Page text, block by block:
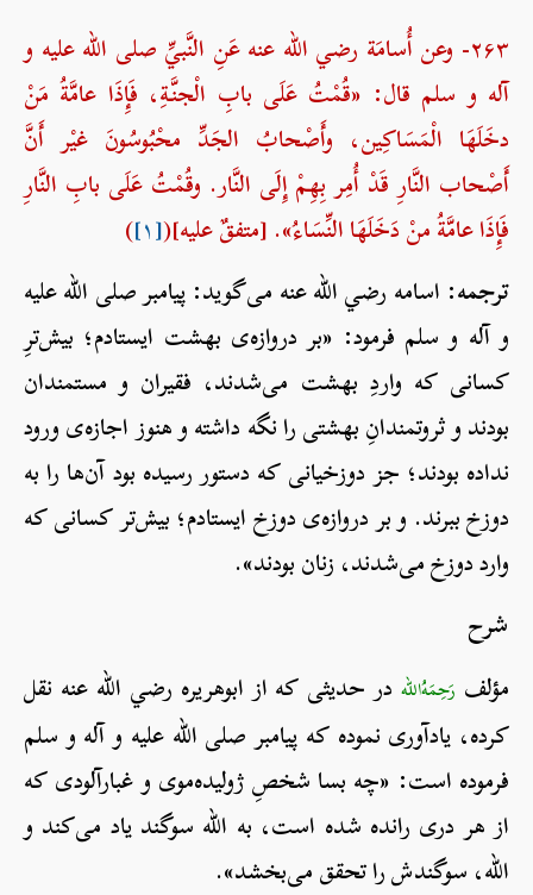
۲۶۳- وعن أُسامَة رضي الله عنه عَنِ النَّبيِّ صلی الله علیه و
آله و سلم قال: «قُمْتُ عَلَى بابِ الْجنَّةِ، فَإِذَا عامَّةُ مَنْ
دخَلَهَا الْمَسَاكِين، وأَصْحابُ الجَدِّ محْبُوسُونَ غيْر أَنَّ
أَصْحاب النَّارِ قَدْ أُمِر بِهِمْ إِلَى النَّار. وقُمْتُ عَلَى بابِ النَّارِ
فَإِذَا عامَّةُ منْ دَخَلَهَا النِّسَاءُ». [متفقٌ عليه]([۱] )
ترجمه: اسامه رضي الله عنه می‌گوید: پیامبر صلی الله علیه
و آله و سلم فرمود: «بر دروازه‌ی بهشت ایستادم؛ بیش‌ترِ
کسانی که واردِ بهشت می‌شدند، فقیران و مستمندان
بودند و ثروتمندانِ بهشتی را نگه داشته و هنوز اجازه‌ی ورود
نداده بودند؛ جز دوزخیانی که دستور رسیده بود آن‌ها را به
دوزخ ببرند. و بر دروازه‌ی دوزخ ایستادم؛ بیش‌تر کسانی که
وارد دوزخ می‌شدند، زنان بودند».
شرح
مؤلف رَحِمَهُ‌اللهدر حدیثی که از ابوهریره رضي الله عنه نقل
کرده، یادآوری نموده که پیامبر صلی الله علیه و آله و سلم
فرموده است: «چه بسا شخصِ ژولیده‌موی و غبارآلودی که
از هر دری رانده شده است، به الله سوگند یاد می‌کند و
الله، سوگندش را تحقق می‌بخشد».